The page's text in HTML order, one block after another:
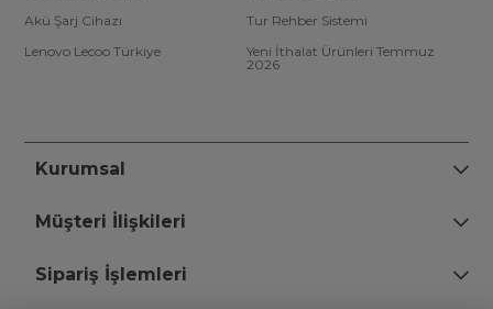
Akü Şarj Cihazı
Tur Rehber Sistemi
Lenovo Lecoo Türkiye
Yeni İthalat Ürünleri Temmuz
2026
Kurumsal
Müşteri İlişkileri
Sipariş İşlemleri